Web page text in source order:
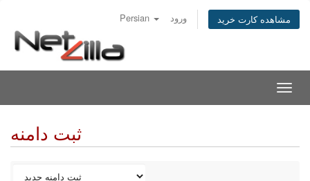
Persian ورود مشاهده کارت خرید
ثبت دامنه